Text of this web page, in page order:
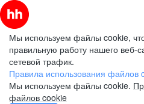
Мы используем файлы cookie,
правильную работу нашего веб-
сетевой трафик.
Правила использования файлов
Мы используем файлы cookie.
файлов cookie